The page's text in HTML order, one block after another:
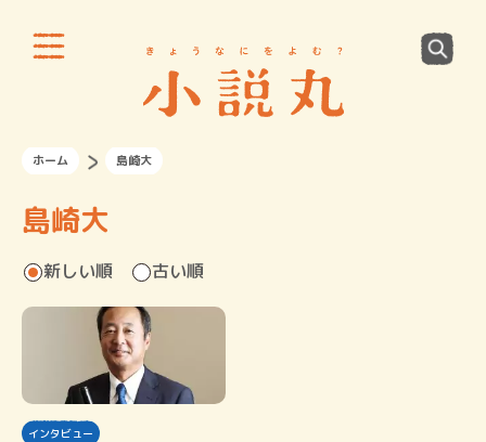
ホーム 島崎大
島崎大
新しい順 古い順
インタビュー